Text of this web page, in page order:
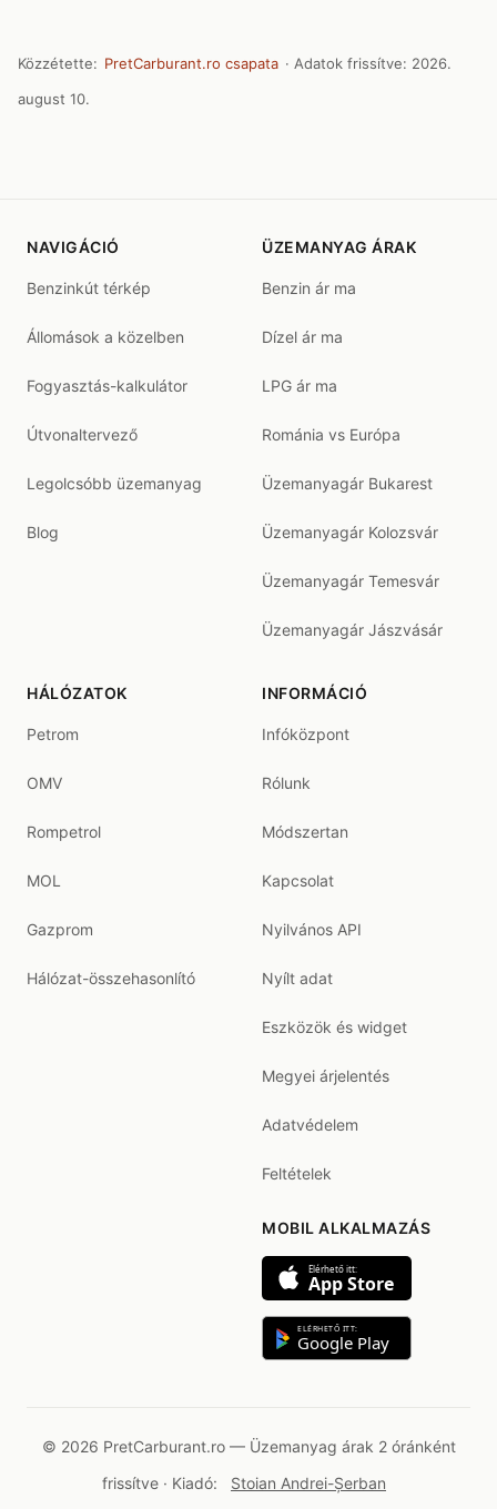
Közzétette: PretCarburant.ro csapata · Adatok frissítve: 2026.
august 10.
NAVIGÁCIÓ
Benzinkút térkép
Állomások a közelben
Fogyasztás-kalkulátor
Útvonaltervező
Legolcsóbb üzemanyag
Blog
ÜZEMANYAG ÁRAK
Benzin ár ma
Dízel ár ma
LPG ár ma
Románia vs Európa
Üzemanyagár Bukarest
Üzemanyagár Kolozsvár
Üzemanyagár Temesvár
Üzemanyagár Jászvásár
HÁLÓZATOK
Petrom
OMV
Rompetrol
MOL
Gazprom
Hálózat-összehasonlító
INFORMÁCIÓ
Infóközpont
Rólunk
Módszertan
Kapcsolat
Nyilvános API
Nyílt adat
Eszközök és widget
Megyei árjelentés
Adatvédelem
Feltételek
MOBIL ALKALMAZÁS
Elérhető itt:
App Store
ELÉRHETŐ ITT:
Google Play
© 2026 PretCarburant.ro — Üzemanyag árak 2 óránként
frissítve · Kiadó:
Stoian Andrei-Șerban